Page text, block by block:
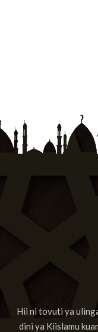
Hii ni tovuti ya
dini ya Kiislamu